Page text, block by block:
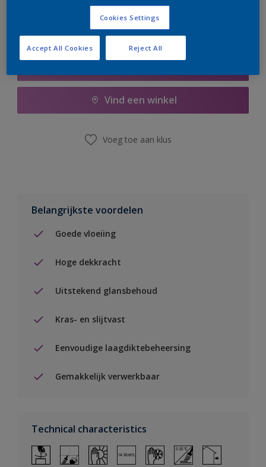
Vind een winkel
Voeg toe aan klus
Belangrijkste voordelen
Goede vloeiing
Hoge dekkracht
Uitstekend glansbehoud
Kras- en slijtvast
Eenvoudige laagdiktebeheersing
Gemakkelijk verwerkbaar
Technical characteristics
Cookies Settings
Reject All
Accept All Cookies